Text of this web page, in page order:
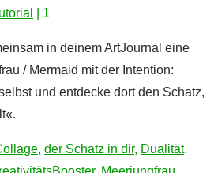
1
in deinem ArtJournal eine
/ Mermaid mit der Intention:
und entdecke dort den Schatz,
, der Schatz in dir, Dualität,